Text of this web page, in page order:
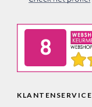
KLANTENSERVICE